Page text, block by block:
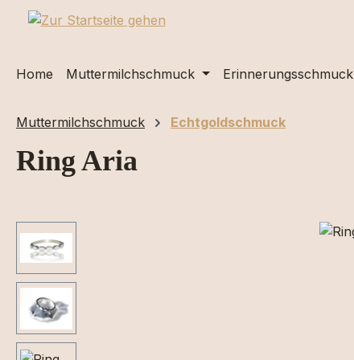
Hauptinhalt springen
Zur Suche springen
Zur Hauptnavigation springen
Home Muttermilchschmuck Erinnerungsschmuck
Muttermilchschmuck Echtgoldschmuck
Ring Aria
Bildergalerie überspringen